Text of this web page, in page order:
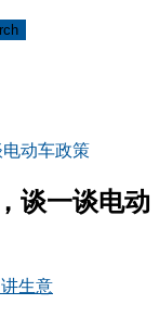
电动车政策
谈一谈电动
生意